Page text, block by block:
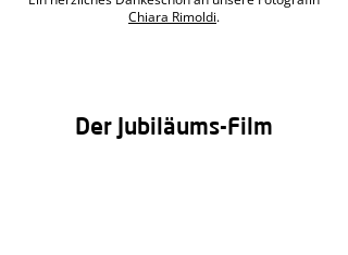
Chiara Rimoldi.
Der Jubiläums-Film